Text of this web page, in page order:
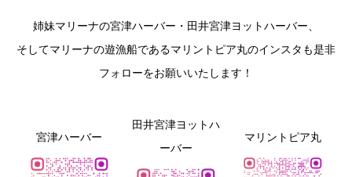
姉妹マリーナの宮津ハーバー・田井宮津ヨットハーバー、
そしてマリーナの遊漁船であるマリントピア丸のインスタも是非
フォローをお願いいたします！
宮津ハーバー
田井宮津ヨットハ
ーバー
マリントピア丸